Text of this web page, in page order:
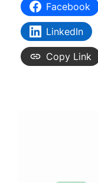
Facebook
LinkedIn
Copy Link